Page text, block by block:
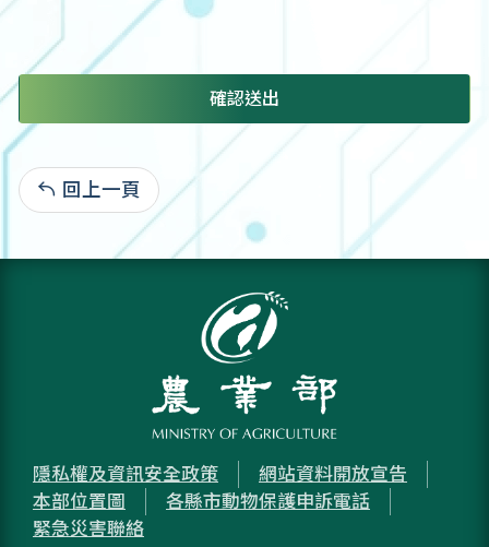
確認送出
回上一頁
隱私權及資訊安全政策
網站資料開放宣告
本部位置圖
各縣市動物保護申訴電話
緊急災害聯絡